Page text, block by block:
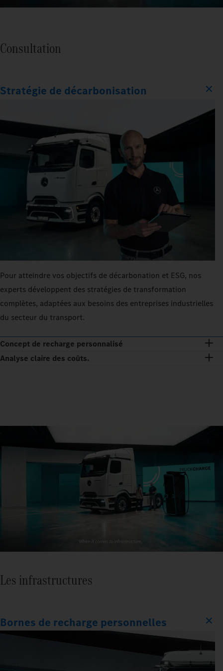
Consultation
Stratégie de décarbonisation
Pour atteindre vos objectifs de décarbonation et ESG, nos
experts développent des stratégies de transformation
complètes, adaptées aux besoins des entreprises industrielles
du secteur du transport.
Concept de recharge personnalisé
Analyse claire des coûts.
Les infrastructures
Bornes de recharge personnelles